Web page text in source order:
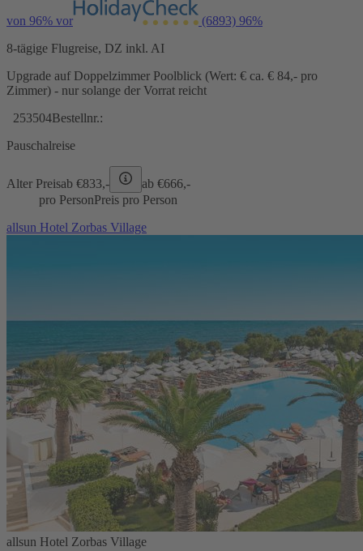
von 96% vor (6893) 96%
8-tägige Flugreise, DZ inkl. AI
Upgrade auf Doppelzimmer Poolblick (Wert: € ca. € 84,- pro
Zimmer) - nur solange der Vorrat reicht
253504Bestellnr.:
Pauschalreise
Alter Preisab €833,- ab €666,-
pro PersonPreis pro Person
allsun Hotel Zorbas Village
allsun Hotel Zorbas Village